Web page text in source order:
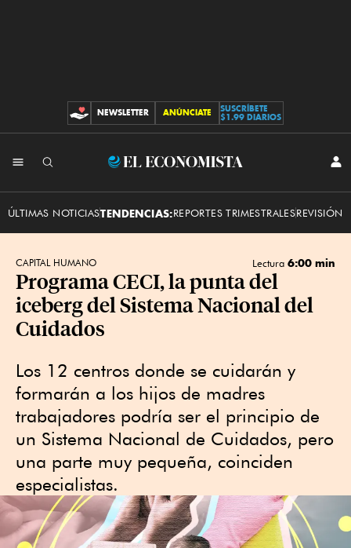
CONTRIBUCIONES
NEWSLETTER ANÚNCIATE
SUSCRÍBETE
$1.99 DIARIOS
El
ÚLTIMAS NOTICIASTENDENCIAS:REPORTES TRIMESTRALESREVISIÓN
CAPITAL HUMANO Lectura 6:00 min
Programa CECI, la punta del
iceberg del Sistema Nacional del
Cuidados
Los 12 centros donde se cuidarán y
formarán a los hijos de madres
trabajadores podría ser el principio de
un Sistema Nacional de Cuidados, pero
una parte muy pequeña, coinciden
especialistas.